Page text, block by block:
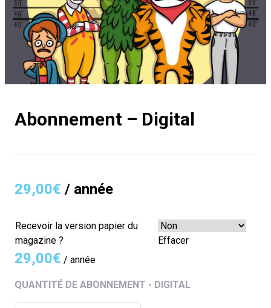
Abonnement – Digital
29,00€ / année
Recevoir la version papier du
magazine ?
Effacer
29,00€ / année
QUANTITÉ DE ABONNEMENT - DIGITAL